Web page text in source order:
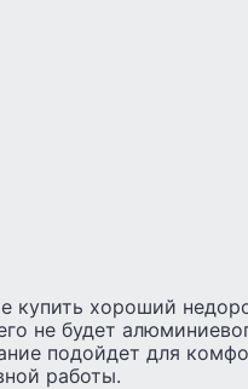
купить хороший
не будет
подойдет для
работы.